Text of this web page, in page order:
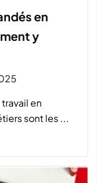
en
y
en
sont les ...